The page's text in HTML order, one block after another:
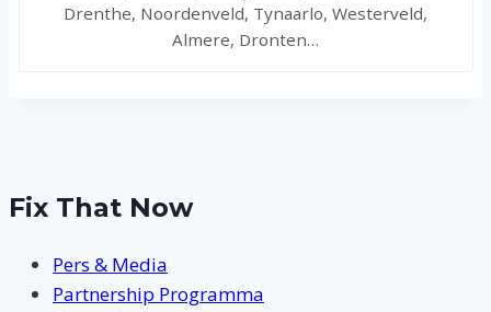
Drenthe, Noordenveld, Tynaarlo, Westerveld,
Almere, Dronten…
Fix That Now
Pers & Media
Partnership Programma